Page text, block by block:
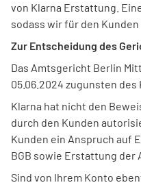
von Klarna Erstattung.
sodass wir für den
Zur Entscheidung des
Das Amtsgericht Berlin
05.06.2024 zugunsten des
Klarna hat nicht den
durch den Kunden
Kunden ein Anspruch auf
BGB sowie Erstattung der
Sind von Ihrem Konto